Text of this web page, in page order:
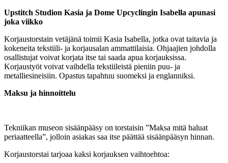
Upstitch Studion Kasia ja Dome Upcyclingin Isabella apunasi
joka viikko
Korjaustorstain vetäjänä toimii Kasia Isabella, jotka ovat taitavia ja
kokeneita tekstiili- ja korjausalan ammattilaisia. Ohjaajien johdolla
osallistujat voivat korjata itse tai saada apua korjauksissa.
Korjaustyöt voivat vaihdella tekstiileistä pieniin puu- ja
metalliesineisiin. Opastus tapahtuu suomeksi ja englanniksi.
Maksu ja hinnoittelu
Tekniikan museon sisäänpääsy on torstaisin ”Maksa mitä haluat
periaatteella”, jolloin asiakas saa itse päättää sisäänpääsyn hinnan.
Korjaustorstai tarjoaa kaksi korjauksen vaihtoehtoa: